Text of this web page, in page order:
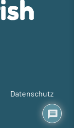
Datenschutz